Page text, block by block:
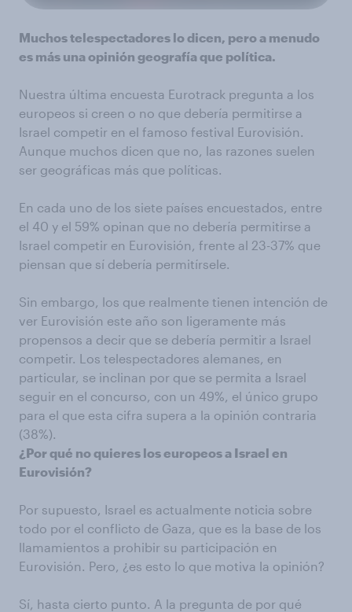
Muchos telespectadores lo dicen, pero a menudo
es más una opinión geografía que política.
Nuestra última encuesta Eurotrack pregunta a los
europeos si creen o no que debería permitirse a
Israel competir en el famoso festival Eurovisión.
Aunque muchos dicen que no, las razones suelen
ser geográficas más que políticas.
En cada uno de los siete países encuestados, entre
el 40 y el 59% opinan que no debería permitirse a
Israel competir en Eurovisión, frente al 23-37% que
piensan que sí debería permitírsele.
Sin embargo, los que realmente tienen intención de
ver Eurovisión este año son ligeramente más
propensos a decir que se debería permitir a Israel
competir. Los telespectadores alemanes, en
particular, se inclinan por que se permita a Israel
seguir en el concurso, con un 49%, el único grupo
para el que esta cifra supera a la opinión contraria
(38%).
¿Por qué no quieres los europeos a Israel en
Eurovisión?
Por supuesto, Israel es actualmente noticia sobre
todo por el conflicto de Gaza, que es la base de los
llamamientos a prohibir su participación en
Eurovisión. Pero, ¿es esto lo que motiva la opinión?
Sí, hasta cierto punto. A la pregunta de por qué